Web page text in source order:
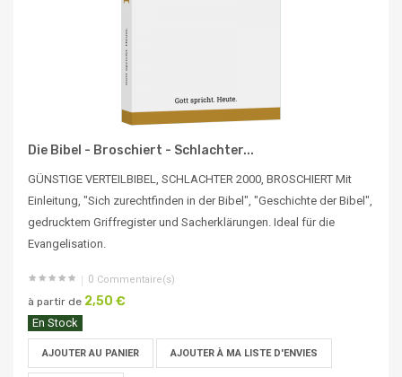
Die Bibel - Broschiert - Schlachter...
GÜNSTIGE VERTEILBIBEL, SCHLACHTER 2000, BROSCHIERT Mit
Einleitung, "Sich zurechtfinden in der Bibel", "Geschichte der Bibel",
gedrucktem Griffregister und Sacherklärungen. Ideal für die
Evangelisation.
0 Commentaire(s)
à partir de 2,50 €
En Stock
AJOUTER AU PANIER AJOUTER À MA LISTE D'ENVIES